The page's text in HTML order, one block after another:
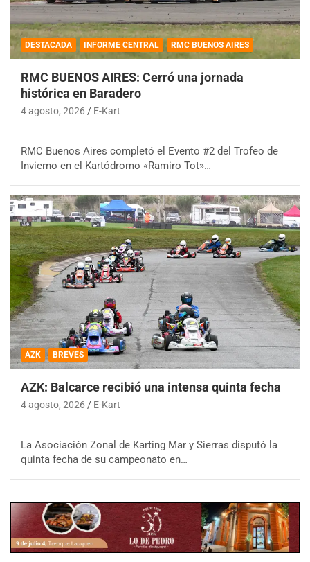
DESTACADA INFORME CENTRAL RMC BUENOS AIRES
RMC BUENOS AIRES: Cerró una jornada
histórica en Baradero
4 agosto, 2026 E-Kart
RMC Buenos Aires completó el Evento #2 del Trofeo de
Invierno en el Kartódromo «Ramiro Tot»…
AZK BREVES
AZK: Balcarce recibió una intensa quinta fecha
4 agosto, 2026 E-Kart
La Asociación Zonal de Karting Mar y Sierras disputó la
quinta fecha de su campeonato en…